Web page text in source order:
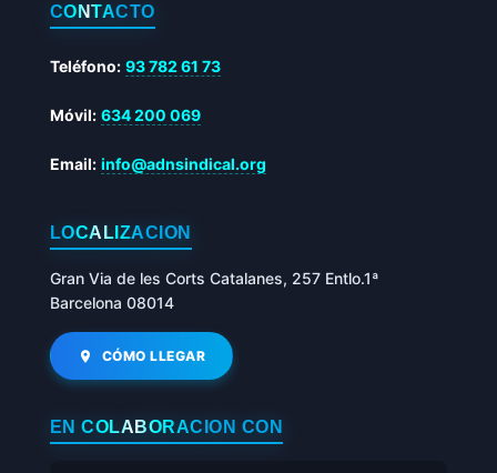
CONTACTO
Teléfono: 93 782 61 73
Móvil: 634 200 069
Email: info@adnsindical.org
LOCALIZACIÓN
Gran Via de les Corts Catalanes, 257 Entlo.1ª
Barcelona 08014
CÓMO LLEGAR
EN COLABORACIÓN CON